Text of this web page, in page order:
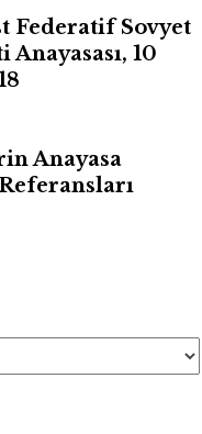
Federatif Sovyet
10
Anayasa